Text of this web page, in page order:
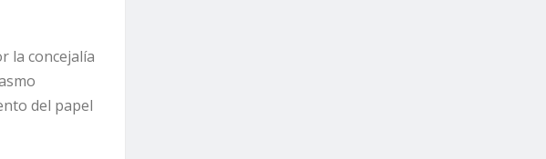
la concejalía
del papel